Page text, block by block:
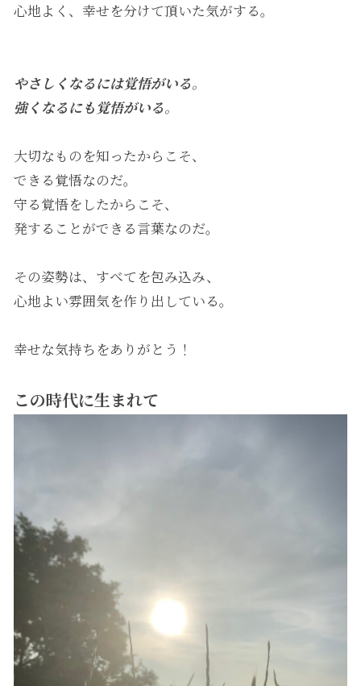
心地よく、幸せを分けて頂いた気がする。
やさしくなるには覚悟がいる。
強くなるにも覚悟がいる。
大切なものを知ったからこそ、
できる覚悟なのだ。
守る覚悟をしたからこそ、
発することができる言葉なのだ。
その姿勢は、すべてを包み込み、
心地よい雰囲気を作り出している。
幸せな気持ちをありがとう！
この時代に生まれて